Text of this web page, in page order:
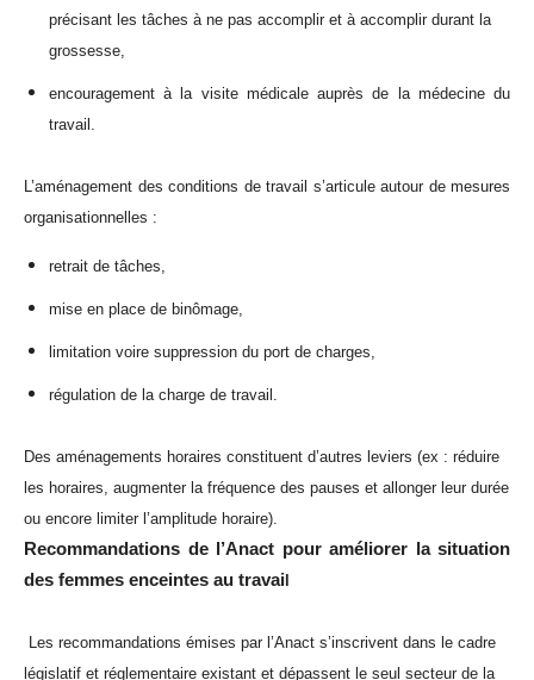
précisant les tâches à ne pas accomplir et à accomplir durant la
grossesse,
encouragement à la visite médicale auprès de la médecine du
travail.
L’aménagement des conditions de travail s’articule autour de mesures
organisationnelles :
retrait de tâches,
mise en place de binômage,
limitation voire suppression du port de charges,
régulation de la charge de travail.
Des aménagements horaires constituent d’autres leviers (ex : réduire
les horaires, augmenter la fréquence des pauses et allonger leur durée
ou encore limiter l’amplitude horaire).
Recommandations de l’Anact pour améliorer la situation
des femmes enceintes au travai
Les recommandations émises par l’Anact s’inscrivent dans le cadre
législatif et réglementaire existant et dépassent le seul secteur de la